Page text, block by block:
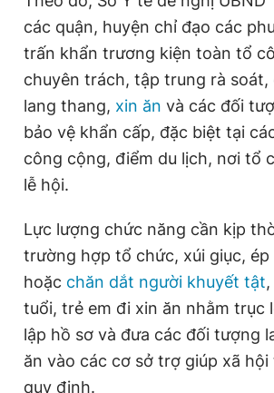
Giấy phép xuất bản số 110/GP - BTTTT cấp
© 2003-2026 Bản quyền thuộc về Báo
chép dưới mọi hình thức nếu không có sự
bản. Phát triển bởi ePi Technologies, JSC.
r
e
n
t
T
m
a
t
i
các quận, huyện chỉ đạo các
trấn khẩn trương kiện toàn tổ
chuyên trách, tập trung rà soát,
lang thang, xin ăn và các đối
bảo vệ khẩn cấp, đặc biệt tại
công cộng, điểm du lịch, nơi tổ
lễ hội.
Lực lượng chức năng cần kịp
trường hợp tổ chức, xúi giục, ép
hoặc chăn dắt người khuyết tật
tuổi, trẻ em đi xin ăn nhằm trục
lập hồ sơ và đưa các đối tượng
ăn vào các cơ sở trợ giúp xã hội
quy định.